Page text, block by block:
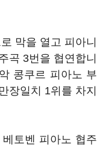
막을 열고 피아니
곡 3번을 협연합니
콩쿠르 피아노 부
장일치 1위를 차지
토벤 피아노 협주